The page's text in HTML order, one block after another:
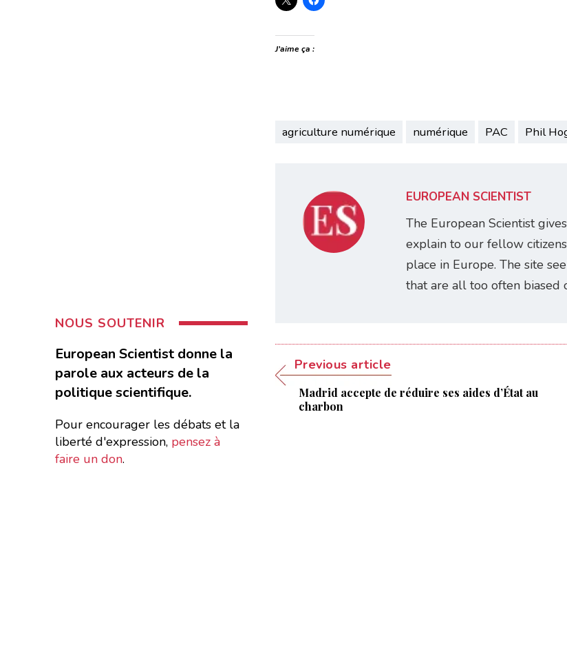
J’aime ça :
agriculture numérique numérique PAC Phil
EUROPEAN SCIENTIST
The European Scientist
explain to our fellow
place in Europe. The site
that are all too often biased
Previous article
Madrid accepte de réduire ses aides d’État au
charbon
NOUS SOUTENIR
European Scientist donne la
parole aux acteurs de la
politique scientifique.
Pour encourager les débats et la
liberté d'expression, pensez à
faire un don.